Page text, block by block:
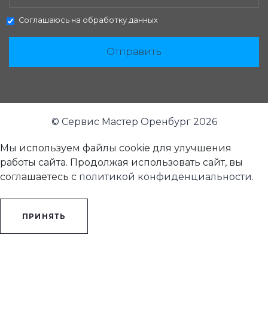
Соглашаюсь на обработку данных
Отправить
© Сервис Мастер Оренбург 2026
Мы используем файлы cookie для улучшения
работы сайта. Продолжая использовать сайт, вы
соглашаетесь с политикой конфиденциальности.
ПРИНЯТЬ